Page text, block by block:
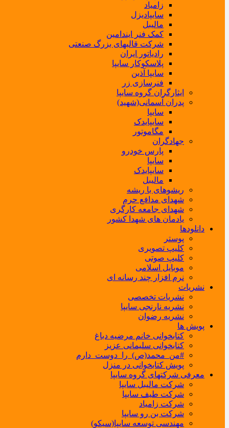
زامیاد
سایپادیزل
مالیبل
کمک فنر ایندامین
شرکت قالبهای بزرگ صنعتی
رادیاتور ایران
پلاسکوکار سایپا
سایپا آذین
فنرسازی زر
ایثارگران گروه سایپا
پدران آسمانی(شهید)
سایپا
سایپایدک
مگاموتور
جهادگران
پارس خودرو
سایپا
سایپایدک
مالیبل
ریشوهای با ریشه
شهدای مدافع حرم
شهدای جامعه کارگری
یادمان های شهدا کشور
دانلودها
پوستر
کلیپ تصویری
کلیپ صوتی
موبایل اسلامی
نرم افزار چند رسانه ای
نشریات
نشریات تخصصی
نشریه نارنجی سایپا
نشریه رضوان
پویش ها
کتابخوانی خانم مرضیه دباغ
کتابخوانی سلیمانی عزیز
#من_محمد(ص)_را_دوست_دارم
پویش کتابخوانی در منزل
معرفی شرکتهای گروه سایپا
شرکت مالیبل سایپا
شرکت طیف سایپا
شرکت زامیاد
شرکت بن رو سایپا
مهندسی توسعه سایپا(سیکو)